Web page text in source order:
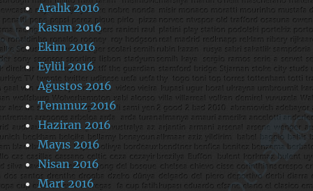
Aralık 2016
Kasım 2016
Ekim 2016
Eylül 2016
Ağustos 2016
Temmuz 2016
Haziran 2016
Mayıs 2016
Nisan 2016
Mart 2016